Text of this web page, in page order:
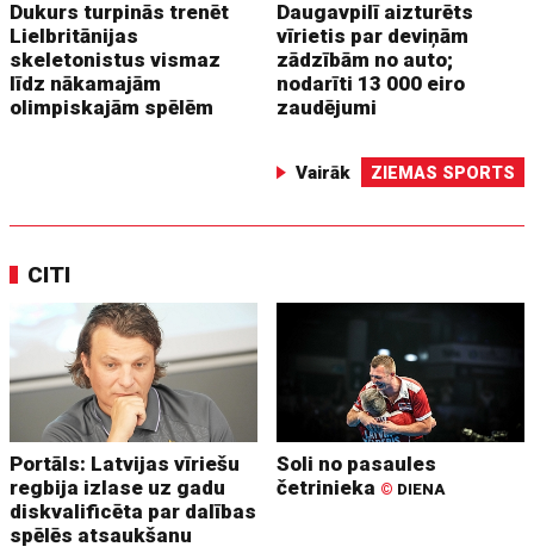
Dukurs turpinās trenēt
Lielbritānijas
skeletonistus vismaz
līdz nākamajām
olimpiskajām spēlēm
Daugavpilī aizturēts
vīrietis par deviņām
zādzībām no auto;
nodarīti 13 000 eiro
zaudējumi
Vairāk ZIEMAS SPORTS
CITI
Portāls: Latvijas vīriešu
regbija izlase uz gadu
diskvalificēta par dalības
spēlēs atsaukšanu
Soli no pasaules
četrinieka © DIENA